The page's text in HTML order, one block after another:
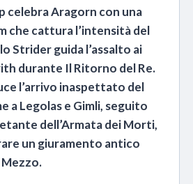
celebra Aragorn con una
che cattura l’intensità del
Strider guida l’assalto ai
durante Il Ritorno del Re.
l’arrivo inaspettato del
a Legolas e Gimli, seguito
dell’Armata dei Morti,
un giuramento antico
Mezzo.